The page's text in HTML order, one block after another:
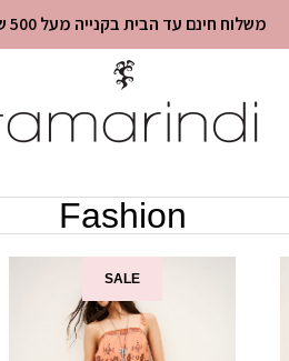
משלוח חינם עד הבית בקנייה מעל 500 ש״ח
Fashion
SALE